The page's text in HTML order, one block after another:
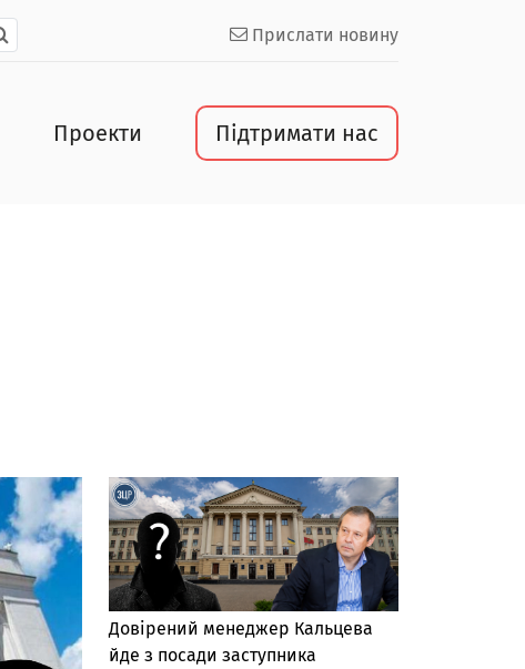
Прислати новину
Проекти Підтримати нас
Довірений менеджер Кальцева
йде з посади заступника